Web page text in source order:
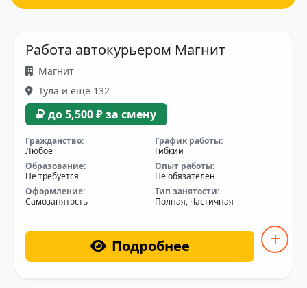
Работа автокурьером Магнит
Магнит
Тула и еще 132
до 5,500 ₽ за смену
Гражданство:
Любое
График работы:
Гибкий
Образование:
Не требуется
Опыт работы:
Не обязателен
Оформление:
Самозанятость
Тип занятости:
Полная, Частичная
Подробнее